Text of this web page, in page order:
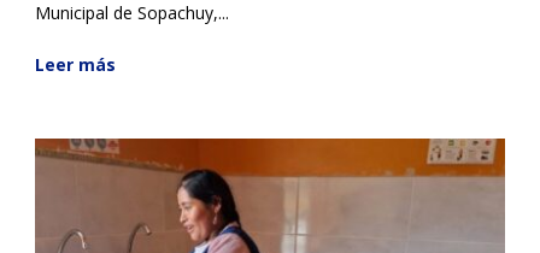
Municipal de Sopachuy,...
Leer más